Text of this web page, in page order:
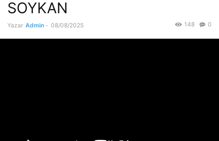
SOYKAN
Yazar Admin - 08/08/2025 0
148